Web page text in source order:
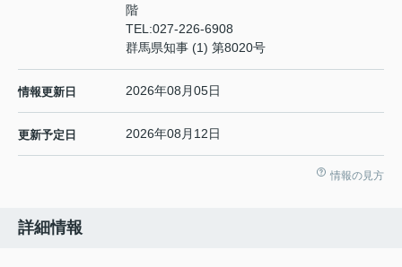
階
TEL:027-226-6908
群馬県知事 (1) 第8020号
情報更新日 2026年08月05日
更新予定日 2026年08月12日
情報の見方
詳細情報